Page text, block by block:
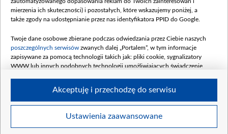
© 2026 Telewizja Polska S. A. w likwidacji
mierzenia ich skuteczności) i pozostałych, które wskazujemy poniżej, a
także zgody na udostępnianie przez nas identyfikatora PPID do Google.
Twoje dane osobowe zbierane podczas odwiedzania przez Ciebie naszych
poszczególnych serwisów zwanych dalej „Portalem”, w tym informacje
zapisywane za pomocą technologii takich jak: pliki cookie, sygnalizatory
WWW lub innych podobnych technologii umożliwiających świadczenie
Twoje dane osobowe zbierane podczas odwiedzania przez Ciebie
Ustawienia zaawansowane
Akceptuję i przechodzę do serwisu